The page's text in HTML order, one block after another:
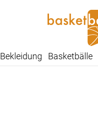
Bekleidung Basketbälle